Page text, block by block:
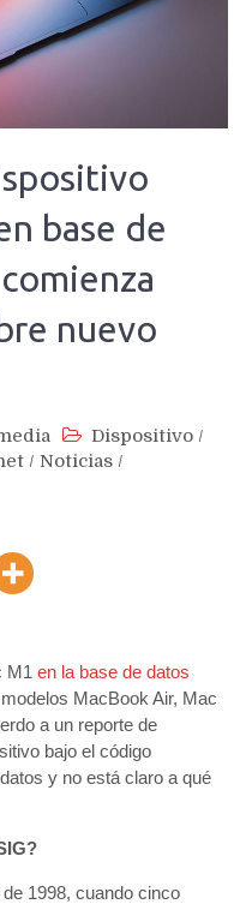
base de
nuevo
Dispositivo /
/ Noticias /
M1 en la base de datos
MacBook Air, Mac
a un reporte de
bajo el código
y no está claro a qué
1998, cuando cinco